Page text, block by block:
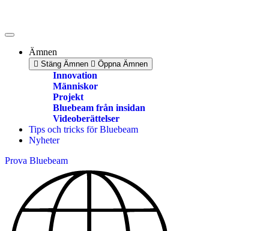
content
Ämnen
Stäng Ämnen Öppna Ämnen
Innovation
Människor
Projekt
Bluebeam från insidan
Videoberättelser
Tips och tricks för Bluebeam
Nyheter
Prova Bluebeam